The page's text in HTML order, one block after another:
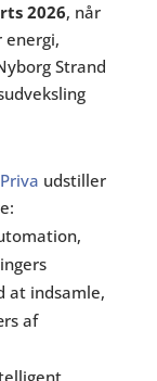
2026, når
energi,
Strand
Priva udstiller
at indsamle,
af